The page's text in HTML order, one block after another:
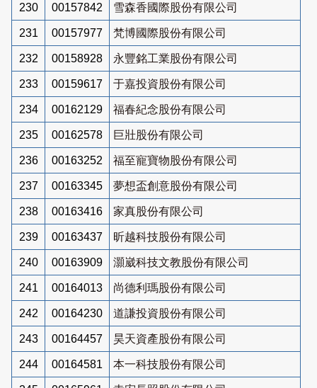
230 00157842 雪森香國際股份有限公司
231 00157977 梵博國際股份有限公司
232 00158928 永豐銘工業股份有限公司
233 00159617 于嘉投資股份有限公司
234 00162129 福春紀念股份有限公司
235 00162578 巨壯股份有限公司
236 00163252 福至寵寶物股份有限公司
237 00163345 夢想盃創意股份有限公司
238 00163416 家真股份有限公司
239 00163437 昕越科技股份有限公司
240 00163909 灝崴科技文教股份有限公司
241 00164013 尚德利瑪股份有限公司
242 00164230 道謙投資股份有限公司
243 00164457 昊天資產股份有限公司
244 00164581 本一科技股份有限公司